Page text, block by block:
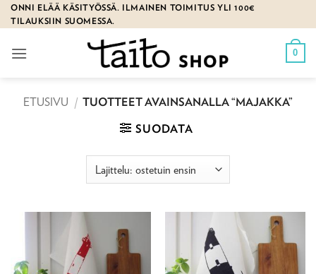
Skip
to
ONNI ELÄÄ KÄSITYÖSSÄ. ILMAINEN TOIMITUS YLI 100€
TILAUKSIIN SUOMESSA.
0
ETUSIVU / TUOTTEET AVAINSANALLA “MAJAKKA”
SUODATA